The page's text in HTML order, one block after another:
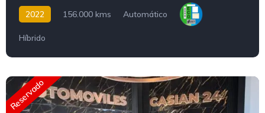
2022 156.000 kms Automático
Híbrido
Reservado